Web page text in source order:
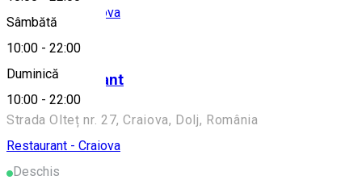
Sâmbătă
10:00 - 22:00
Duminică
10:00 - 22:00
Restaurant - Craiova
Voga Restaurant
Strada Olteț nr. 27, Craiova, Dolj, România
Restaurant - Craiova
Deschis